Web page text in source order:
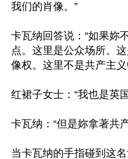
我们的肖像。”
卡瓦纳回答说：“如果妳
点。这里是公众场所。
像权。这里不是共产主义
红裙子女士：“我也是英
卡瓦纳：“但是妳拿著共
当卡瓦纳的手指碰到这